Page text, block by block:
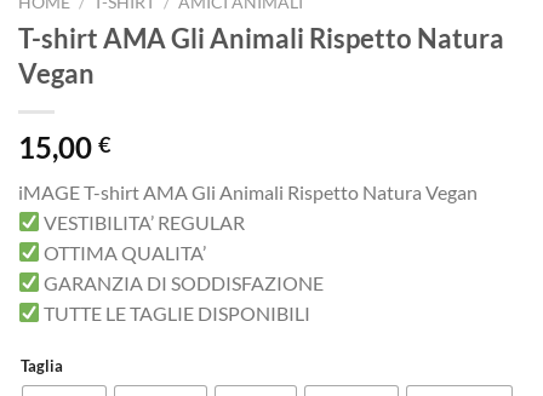
T-shirt AMA Gli Animali Rispetto Natura
Vegan
15,00 €
iMAGE T-shirt AMA Gli Animali Rispetto Natura Vegan
VESTIBILITA’ REGULAR
OTTIMA QUALITA’
GARANZIA DI SODDISFAZIONE
TUTTE LE TAGLIE DISPONIBILI
Taglia